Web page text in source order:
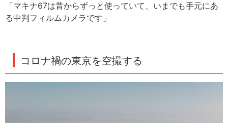
「マキナ67は昔からずっと使っていて、いまでも手元にあ
る中判フィルムカメラです」
コロナ禍の東京を空撮する